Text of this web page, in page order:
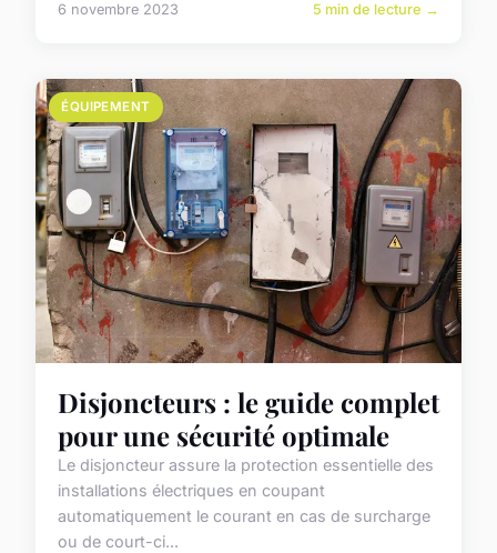
6 novembre 2023 5 min de lecture →
ÉQUIPEMENT
Disjoncteurs : le guide complet
pour une sécurité optimale
Le disjoncteur assure la protection essentielle des
installations électriques en coupant
automatiquement le courant en cas de surcharge
ou de court-ci...